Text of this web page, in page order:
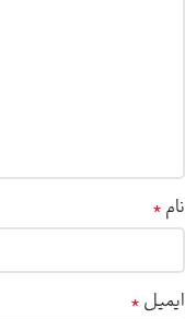
نام*
ایمیل*